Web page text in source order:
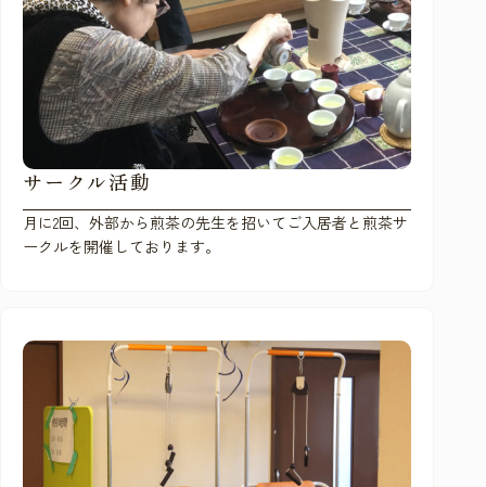
サークル活動
月に2回、外部から煎茶の先生を招いてご入居者と煎茶サ
ークルを開催しております。